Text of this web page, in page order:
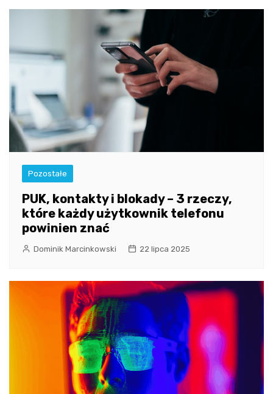
Pozostałe
PUK, kontakty i blokady – 3 rzeczy,
które każdy użytkownik telefonu
powinien znać
Dominik Marcinkowski 22 lipca 2025